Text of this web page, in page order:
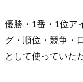
優勝・1番・1位ア
グ・順位・競争・
として使っていた